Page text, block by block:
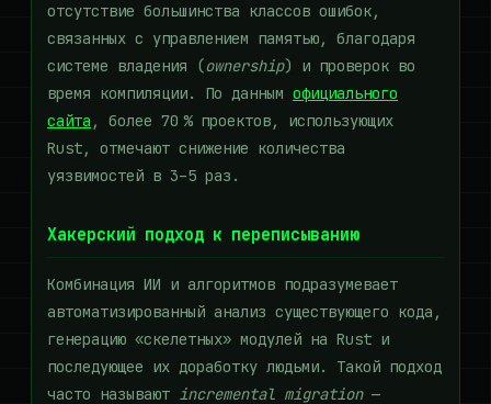
отсутствие большинства классов ошибок,
связанных с управлением памятью, благодаря
системе владения (ownership) и проверок во
время компиляции. По данным официального
сайта , более 70 % проектов, использующих
Rust, отмечают снижение количества
уязвимостей в 3–5 раз.
Хакерский подход к переписыванию
Комбинация ИИ и алгоритмов подразумевает
автоматизированный анализ существующего кода,
генерацию «скелетных» модулей на Rust и
последующее их доработку людьми. Такой подход
часто называют incremental migration—